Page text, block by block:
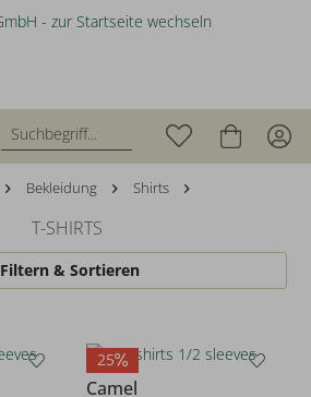
Bekleidung Shirts
T-SHIRTS
Filtern & Sortieren
25
Camel